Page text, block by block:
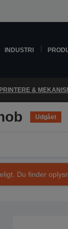
INDUSTRI
&
Udgået
Du finder